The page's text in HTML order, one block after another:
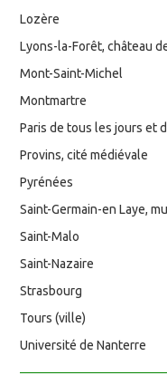
Lozère
Lyons-la-Forêt, château
Mont-Saint-Michel
Montmartre
Paris de tous les jours et
Provins, cité médiévale
Pyrénées
Saint-Germain-en Laye,
Saint-Malo
Saint-Nazaire
Strasbourg
Tours (ville)
Université de Nanterre